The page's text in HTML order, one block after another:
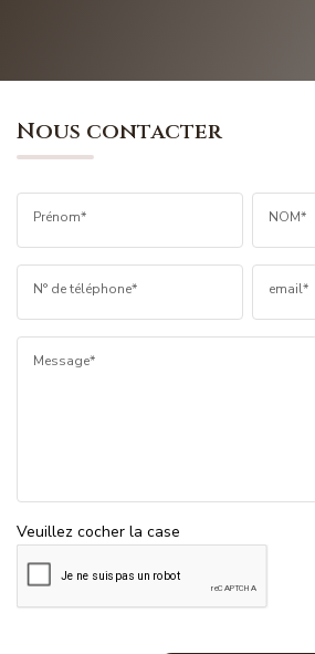
Nous contacter
Prénom* NOM*
N° de téléphone* email*
Message*
Veuillez cocher la case